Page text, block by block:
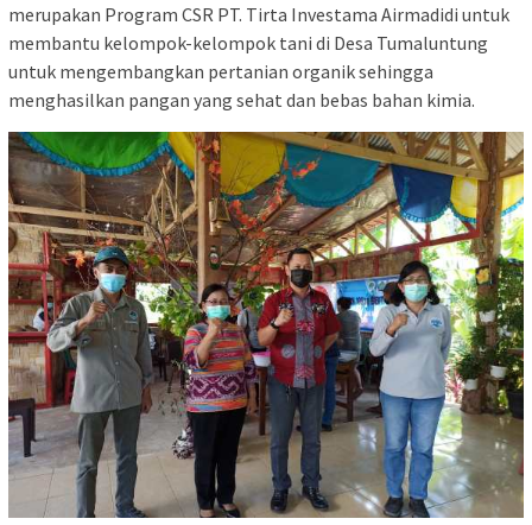
merupakan Program CSR PT. Tirta Investama Airmadidi untuk
membantu kelompok-kelompok tani di Desa Tumaluntung
untuk mengembangkan pertanian organik sehingga
menghasilkan pangan yang sehat dan bebas bahan kimia.